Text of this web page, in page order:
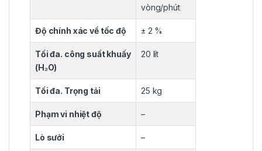
vòng/phút
Độ chính xác về tốc độ ± 2 %
Tối đa. công suất khuấy
(H₂O)
20 lít
Tối đa. Trọng tải 25 kg
Phạm vi nhiệt độ –
Lò sưởi –